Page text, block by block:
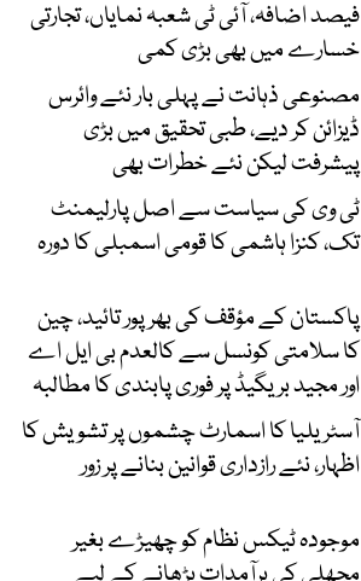
فیصد اضافہ، آئی ٹی شعبہ نمایاں، تجارتی
خسارے میں بھی بڑی کمی
مصنوعی ذہانت نے پہلی بار نئے وائرس
ڈیزائن کر دیے، طبی تحقیق میں بڑی
پیشرفت لیکن نئے خطرات بھی
ٹی وی کی سیاست سے اصل پارلیمنٹ
تک، کنزا ہاشمی کا قومی اسمبلی کا دورہ
پاکستان کے مؤقف کی بھرپور تائید، چین
کا سلامتی کونسل سے کالعدم بی ایل اے
اور مجید بریگیڈ پر فوری پابندی کا مطالبہ
آسٹریلیا کا اسمارٹ چشموں پر تشویش کا
اظہار، نئے رازداری قوانین بنانے پر زور
موجودہ ٹیکس نظام کو چھیڑے بغیر